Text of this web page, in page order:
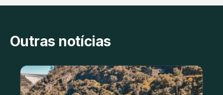
Outras notícias